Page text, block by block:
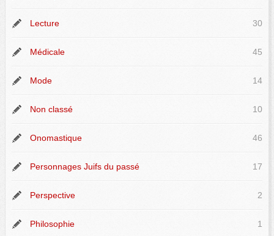
Lecture 30
Médicale 45
Mode 14
Non classé 10
Onomastique 46
Personnages Juifs du passé 17
Perspective 2
Philosophie 1